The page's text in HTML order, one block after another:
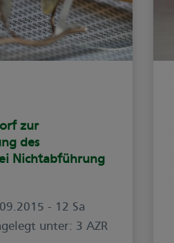
zur
des
Nichtabführung
- 12 Sa
unter: 3 AZR